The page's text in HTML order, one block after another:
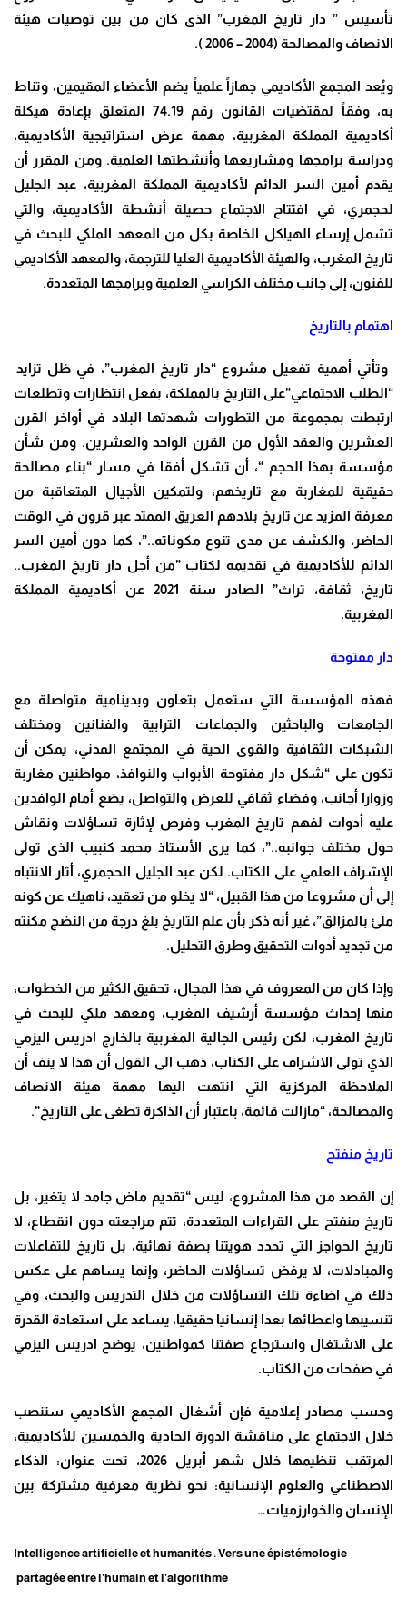
تأسيس ” دار تاريخ المغرب” الذى كان من بين توصيات هيئة
الانصاف والمصالحة (2004 – 2006 ).
ويُعد المجمع الأكاديمي جهازاً علمياً يضم الأعضاء المقيمين، وتناط
به، وفقاً لمقتضيات القانون رقم 74.19 المتعلق بإعادة هيكلة
أكاديمية المملكة المغربية، مهمة عرض استراتيجية الأكاديمية،
ودراسة برامجها ومشاريعها وأنشطتها العلمية. ومن المقرر أن
يقدم أمين السر الدائم لأكاديمية المملكة المغربية، عبد الجليل
لحجمري، في افتتاح الاجتماع حصيلة أنشطة الأكاديمية، والتي
تشمل إرساء الهياكل الخاصة بكل من المعهد الملكي للبحث في
تاريخ المغرب، والهيئة الأكاديمية العليا للترجمة، والمعهد الأكاديمي
للفنون، إلى جانب مختلف الكراسي العلمية وبرامجها المتعددة.
اهتمام بالتاريخ
وتأتي أهمية تفعيل مشروع “دار تاريخ المغرب”، في ظل تزايد
“الطلب الاجتماعي”على التاريخ بالمملكة، بفعل انتظارات وتطلعات
ارتبطت بمجموعة من التطورات شهدتها البلاد في أواخر القرن
العشرين والعقد الأول من القرن الواحد والعشرين. ومن شأن
مؤسسة بهذا الحجم “، أن تشكل أفقا في مسار “بناء مصالحة
حقيقية للمغاربة مع تاريخهم، ولتمكين الأجيال المتعاقبة من
معرفة المزيد عن تاريخ بلادهم العريق الممتد عبر قرون في الوقت
الحاضر، والكشف عن مدى تنوع مكوناته..”، كما دون أمين السر
الدائم للأكاديمية في تقديمه لكتاب ”من أجل دار تاريخ المغرب..
تاريخ، ثقافة، تراث” الصادر سنة 2021 عن أكاديمية المملكة
المغربية.
دار مفتوحة
فهذه المؤسسة التي ستعمل بتعاون وبدينامية متواصلة مع
الجامعات والباحثين والجماعات الترابية والفنانين ومختلف
الشبكات الثقافية والقوى الحية في المجتمع المدني، يمكن أن
تكون على “شكل دار مفتوحة الأبواب والنوافذ، مواطنين مغاربة
وزوارا أجانب، وفضاء ثقافي للعرض والتواصل، يضع أمام الوافدين
عليه أدوات لفهم تاريخ المغرب وفرص لإثارة تساؤلات ونقاش
حول مختلف جوانبه..”، كما يرى الأستاذ محمد كنبيب الذى تولى
الإشراف العلمي على الكتاب. لكن عبد الجليل الحجمري، أثار الانتباه
إلى أن مشروعا من هذا القبيل، “لا يخلو من تعقيد، ناهيك عن كونه
ملئ بالمزالق”، غير أنه ذكر بأن علم التاريخ بلغ درجة من النضج مكنته
من تجديد أدوات التحقيق وطرق التحليل.
وإذا كان من المعروف في هذا المجال، تحقيق الكثير من الخطوات،
منها إحداث مؤسسة أرشيف المغرب، ومعهد ملكي للبحث في
تاريخ المغرب، لكن رئيس الجالية المغربية بالخارج ادريس اليزمي
الذي تولى الاشراف على الكتاب، ذهب الى القول أن هذا لا ينف أن
الملاحظة المركزية التي انتهت اليها مهمة هيئة الانصاف
والمصالحة، “مازالت قائمة، باعتبار أن الذاكرة تطغى على التاريخ”.
تاريخ منفتح
إن القصد من هذا المشروع، ليس “تقديم ماض جامد لا يتغير، بل
تاريخ منفتح على القراءات المتعددة، تتم مراجعته دون انقطاع، لا
تاريخ الحواجز التي تحدد هويتنا بصفة نهائية، بل تاريخ للتفاعلات
والمبادلات، لا يرفض تساؤلات الحاضر، وإنما يساهم على عكس
ذلك في اضاءة تلك التساؤلات من خلال التدريس والبحث، وفي
تنسيبها واعطائها بعدا إنسانيا حقيقيا، يساعد على استعادة القدرة
على الاشتغال واسترجاع صفتنا كمواطنين، يوضح ادريس اليزمي
في صفحات من الكتاب.
وحسب مصادر إعلامية فإن أشغال المجمع الأكاديمي ستنصب
خلال الاجتماع على مناقشة الدورة الحادية والخمسين للأكاديمية،
المرتقب تنظيمها خلال شهر أبريل 2026، تحت عنوان: الذكاء
الاصطناعي والعلوم الإنسانية: نحو نظرية معرفية مشتركة بين
الإنسان والخوارزميات…
Intelligence artificielle et humanités : Vers une épistémologie
partagée entre l’humain et l’algorithme